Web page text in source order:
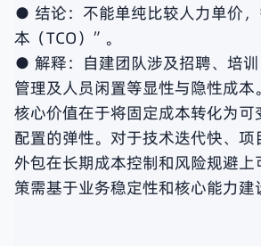
● 结论：不能单纯比较人力单价
本（TCO）”。
● 解释：自建团队涉及招聘、培训
管理及人员闲置等显性与隐性成本
核心价值在于将固定成本转化为可
配置的弹性。对于技术迭代快、项
外包在长期成本控制和风险规避上
策需基于业务稳定性和核心能力建